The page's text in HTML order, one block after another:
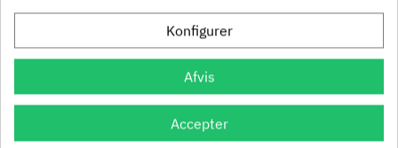
Hulafstand
64 mm
128 mm
-50% -60%
Konfigurer
Afvis
Accepter